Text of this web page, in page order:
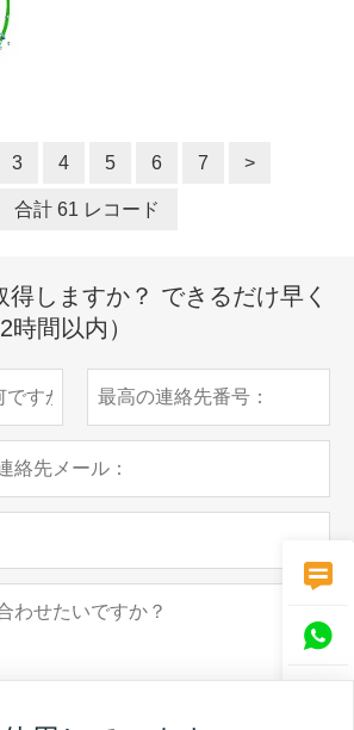
3 4 5 6 7 >
合計 61 レコード
しますか？ できるだけ早く
間以内）


